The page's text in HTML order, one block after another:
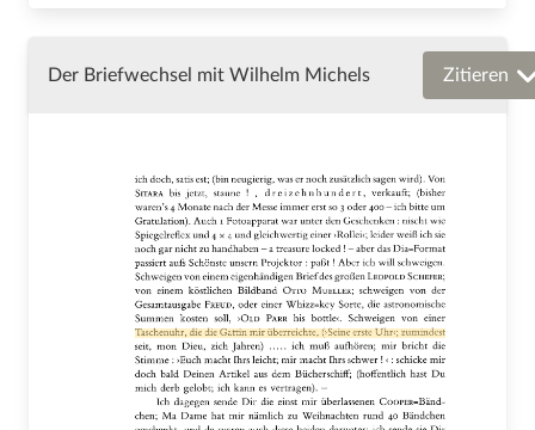
Der Briefwechsel mit Wilhelm Michels Zitieren